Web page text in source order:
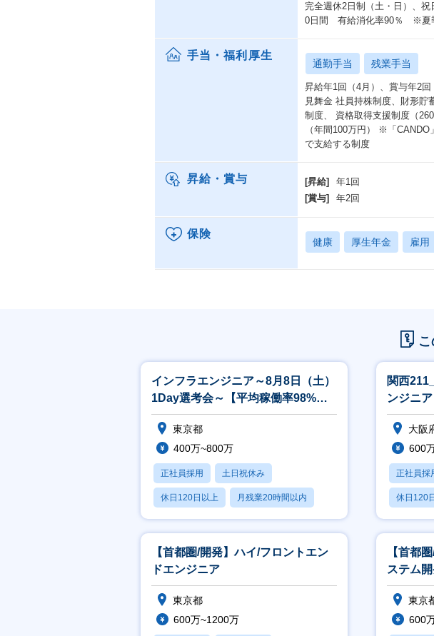
完全週休2日制（土・日）、
0日間 有給消化率90％ ※夏季
手当・福利厚生
通勤手当 残業手当
昇給年1回（4月）、賞与年2
見舞金 社員持株制度、財形貯
制度、 資格取得支援制度（
（年間100万円） ※「
で支給する制度
昇給・賞与 [昇給]
年1回
[賞与]
年2回
保険
健康 厚生年金 雇用
インフラエンジニア～8月8日（土）
1Day選考会～【平均稼働率98%／
年間案件数2万件以上】
東京都
400万~800万
正社員採用 土日祝休み
休日120日以上 月残業20時間以内
賞与あり
関西
ンジニ
※関西立
大阪
600
正社員採
休日120
月残業20
【首都圏/開発】ハイ/フロントエン
ドエンジニア
東京都
600万~1200万
【首都
ステム
東京
600